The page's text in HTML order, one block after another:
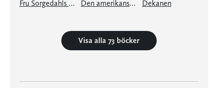
Fru Sorgedahls vackra vita armar Den amerikanska flickans söndagar Dekanen
Visa alla 73 böcker